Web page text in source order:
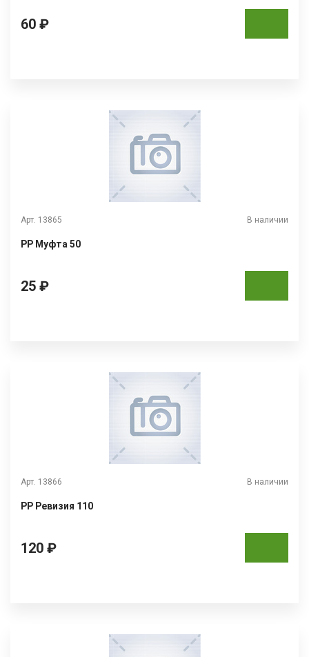
60 ₽
Арт. 13865 В наличии
РР Муфта 50
25 ₽
Арт. 13866 В наличии
РР Ревизия 110
120 ₽